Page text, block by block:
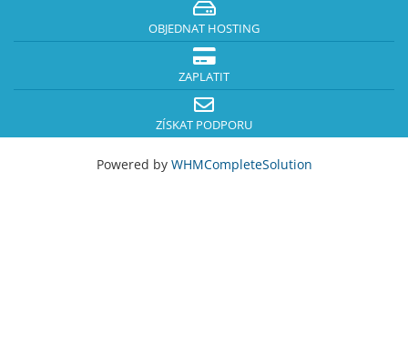
OBJEDNAT HOSTING
ZAPLATIT
ZÍSKAT PODPORU
Powered by WHMCompleteSolution